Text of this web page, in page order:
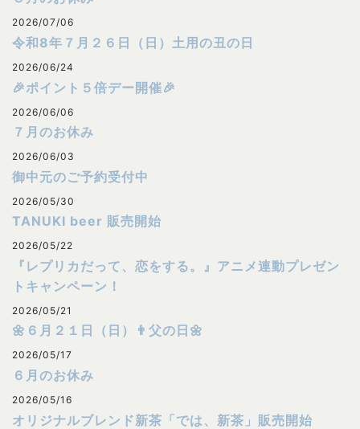
2026/07/06
令和8年７月２６日（日）土用の丑の日
2026/06/24
🎉ポイント５倍デー開催🎉
2026/06/06
７月のお休み
2026/06/03
御中元のご予約受付中
2026/05/30
TANUKI beer 販売開始
2026/05/22
『レプリカだって、恋をする。』アニメ連動プレゼン
トキャンペーン！
2026/05/21
🌼６月２１日（日）👨父の日🌼
2026/05/17
６月のお休み
2026/05/16
オリジナルブレンド新茶「では、新茶」販売開始